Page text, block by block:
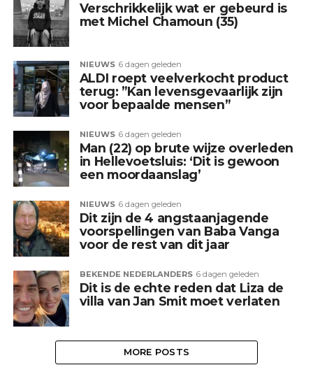
Verschrikkelijk wat er gebeurd is
met Michel Chamoun (35)
NIEUWS 6 dagen geleden
ALDI roept veelverkocht product
terug: ”Kan levensgevaarlijk zijn
voor bepaalde mensen”
NIEUWS 6 dagen geleden
Man (22) op brute wijze overleden
in Hellevoetsluis: ‘Dit is gewoon
een moordaanslag’
NIEUWS 6 dagen geleden
Dit zijn de 4 angstaanjagende
voorspellingen van Baba Vanga
voor de rest van dit jaar
BEKENDE NEDERLANDERS 6 dagen geleden
Dit is de echte reden dat Liza de
villa van Jan Smit moet verlaten
MORE POSTS